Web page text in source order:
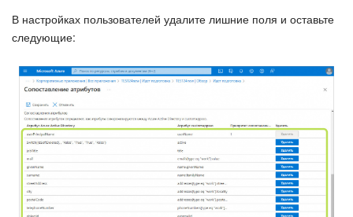
В настройках пользователей удалите лишние поля и оставьте
следующие: